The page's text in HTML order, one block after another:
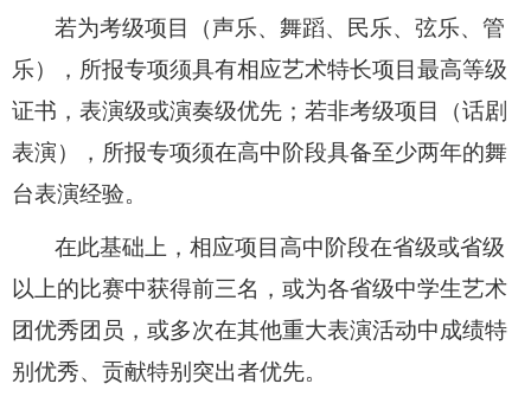
若为考级项目（声乐、舞蹈、民乐、弦乐、管
乐），所报专项须具有相应艺术特长项目最高等级
证书，表演级或演奏级优先；若非考级项目（话剧
表演），所报专项须在高中阶段具备至少两年的舞
台表演经验。
在此基础上，相应项目高中阶段在省级或省级
以上的比赛中获得前三名，或为各省级中学生艺术
团优秀团员，或多次在其他重大表演活动中成绩特
别优秀、贡献特别突出者优先。